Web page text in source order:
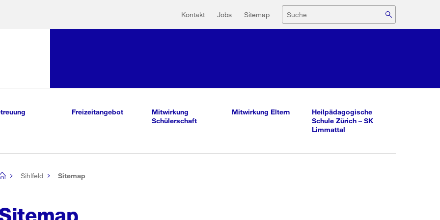
Hilfsnavigation
Kontakt Jobs Sitemap Suche
Freizeitangebot
Mitwirkung
Schülerschaft
Mitwirkung Eltern
Heilpädagogische
Schule Zürich – SK
Limmattal
Sihlfeld Sitemap